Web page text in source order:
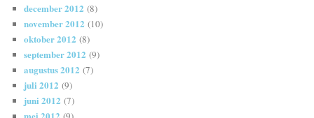
december 2012 (8)
november 2012 (10)
oktober 2012 (8)
september 2012 (9)
augustus 2012 (7)
juli 2012 (9)
juni 2012 (7)
mei 2012